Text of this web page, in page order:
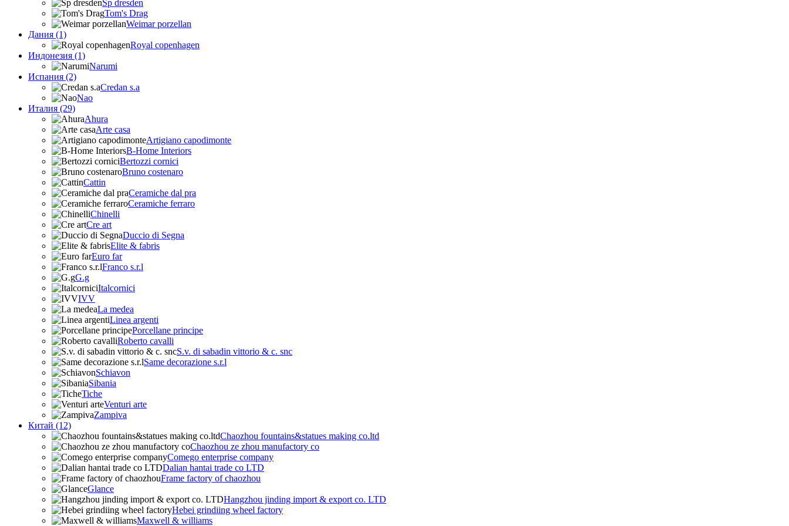
Sp dresden
Tom's Drag
Weimar porzellan
Дания (1)
Royal copenhagen
Индонезия (1)
Narumi
Испания (2)
Credan s.a
Nao
Италия (29)
Ahura
Arte casa
Artigiano capodimonte
B-Home Interiors
Bertozzi cornici
Bruno costenaro
Cattin
Ceramiche dal pra
Ceramiche ferraro
Chinelli
Cre art
Duccio di Segna
Elite & fabris
Euro far
Franco s.r.l
G.g
Italcornici
IVV
La medea
Linea argenti
Porcellane principe
Roberto cavalli
S.v. di sabadin vittorio & c. snc
Same decorazione s.r.l
Schiavon
Sibania
Tiche
Venturi arte
Zampiva
Китай (12)
Chaozhou fountains&statues making co.ltd
Chaozhou ze zhou manufactory co
Comego enterprise company
Dalian hantai trade co LTD
Frame factory of chaozhou
Glance
Hangzhou jinding import & export co. LTD
Hebei grindiing wheel factory
Maxwell & williams